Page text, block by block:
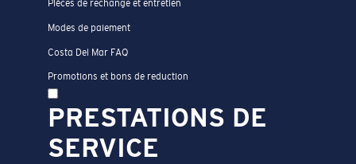
Pièces de rechange et entretien
Modes de paiement
Costa Del Mar FAQ
Promotions et bons de reduction
PRESTATIONS DE
SERVICE